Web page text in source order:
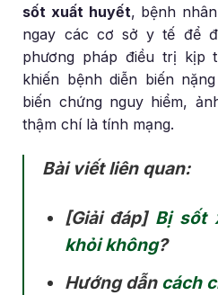
sốt xuất huyết, bệnh
ngay các cơ sở y tế để
phương pháp điều trị kịp
khiến bệnh diễn biến
biến chứng nguy hiểm,
thậm chí là tính mạng.
Bài viết liên quan:
[Giải đáp] Bị sốt
khỏi không?
Hướng dẫn cách